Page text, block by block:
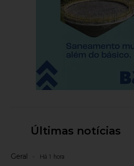
Últimas notícias
Geral Há 1 hora